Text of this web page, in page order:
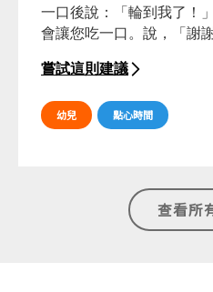
一口後說：「輪到我了！
會讓您吃一口。說，「謝
嘗試這則建議
幼兒 點心時間
查看所